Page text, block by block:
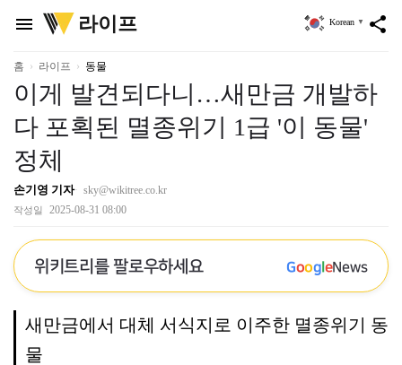
menu
위
키
리
라이프 share
Korean ▼
홈 라이프 동물
이게 발견되다니…새만금 개발하
다 포획된 멸종위기 1급 '이 동물'
정체
손기영 기자 sky@wikitree.co.kr
작성일 2025-08-31 08:00
위키트리를 팔로우하세요 GoogleNews
새만금에서 대체 서식지로 이주한 멸종위기 동
물